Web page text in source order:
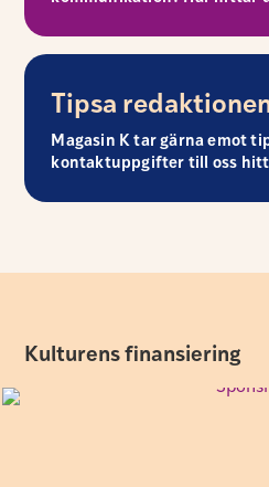
Tipsa
Magasin K tar gärna emot
kontaktuppgifter till oss
Kulturens finansiering